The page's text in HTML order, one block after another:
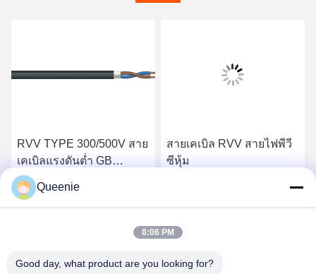
RVV TYPE 300/500V สาย
เคเบิลแรงดันต่ำ GB
T5023.5 สายเคเบิลแบบ
ยืดหยุ่นที่หุ้มด้วยพีวีซี
รับราคาที่ดีที่สุด
สายเคเบิล RVV สายไฟพีวี
ซีหุ้ม
รับราคาที่ดีที่สุด
Queenie
8:06 PM
Good day, what product are you looking for?